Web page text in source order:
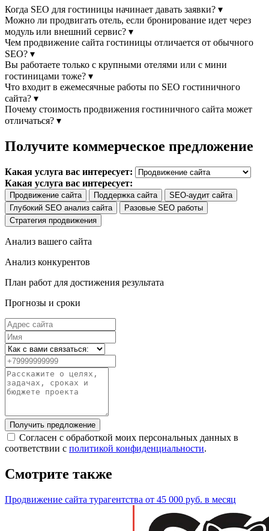
Когда SEO для гостиницы начинает давать заявки? ▾
Можно ли продвигать отель, если бронирование идет через
модуль или внешний сервис? ▾
Чем продвижение сайта гостиницы отличается от обычного
SEO? ▾
Вы работаете только с крупными отелями или с мини
гостиницами тоже? ▾
Что входит в ежемесячные работы по SEO гостиничного
сайта? ▾
Почему стоимость продвижения гостиничного сайта может
отличаться? ▾
Получите коммерческое предложение
Какая услуга вас интересует:
Какая услуга вас интересует:
Продвижение сайта Поддержка сайта
SEO-аудит сайта
Глубокий SEO анализ сайта
Разовые SEO работы
Стратегия продвижения
Анализ вашего сайта
Анализ конкурентов
План работ для достижения результата
Прогнозы и сроки
Получить предложение
Согласен с обработкой моих персональных данных в
соответствии с политикой конфиденциальности.
Смотрите также
Продвижение сайта турагентства от 45 000 руб. в месяц